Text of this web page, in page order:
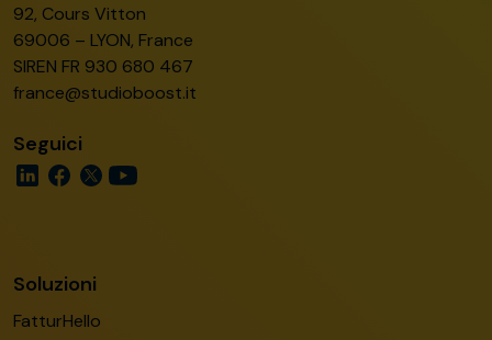
92, Cours Vitton
69006 – LYON, France
SIREN FR 930 680 467
france@studioboost.it
Seguici
Soluzioni
FatturHello